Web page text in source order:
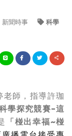
新聞時事 科學
師，指導許珈
學探究競賽-這
「椪出幸福~椪